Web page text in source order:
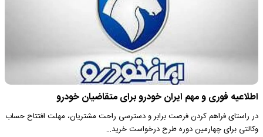
اطلاعیه فوری و مهم ایران خودرو برای متقاضیان خودرو
در راستای فراهم کردن فرصت برابر و دسترسی راحت مشتریان، مهلت افتتاح حساب
وکالتی برای چهارمین دوره طرح درخواست خرید…